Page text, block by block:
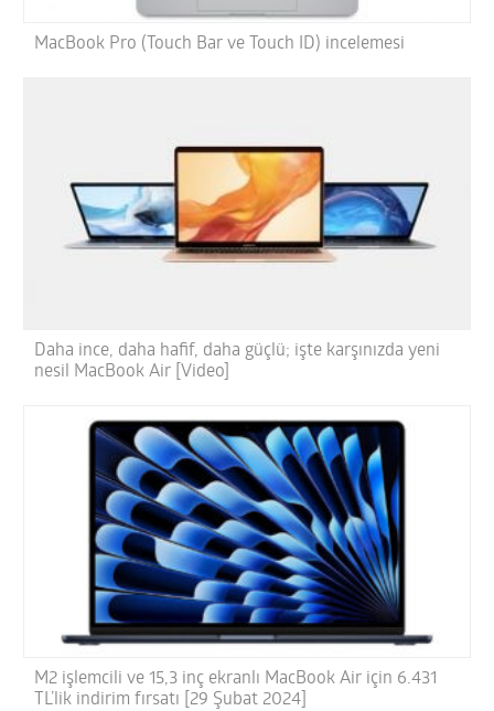
MacBook Pro (Touch Bar ve Touch ID) incelemesi
Daha ince, daha hafif, daha güçlü; işte karşınızda yeni
nesil MacBook Air [Video]
M2 işlemcili ve 15,3 inç ekranlı MacBook Air için 6.431
TL’lik indirim fırsatı [29 Şubat 2024]